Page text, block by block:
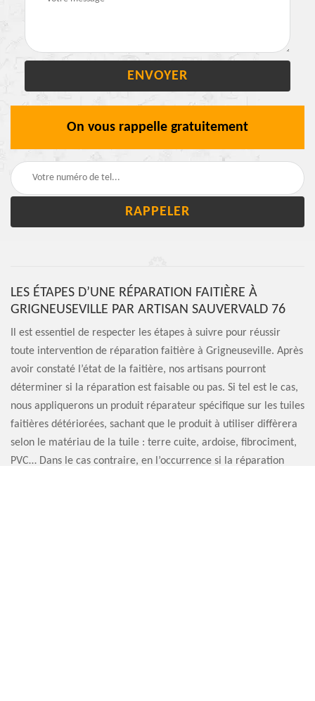
On vous rappelle gratuitement
LES ÉTAPES D’UNE RÉPARATION FAITIÈRE À
GRIGNEUSEVILLE PAR ARTISAN SAUVERVALD 76
Il est essentiel de respecter les étapes à suivre pour réussir
toute intervention de réparation faitière à Grigneuseville. Après
avoir constaté l’état de la faitière, nos artisans pourront
déterminer si la réparation est faisable ou pas. Si tel est le cas,
nous appliquerons un produit réparateur spécifique sur les tuiles
faitières détériorées, sachant que le produit à utiliser diffèrera
selon le matériau de la tuile : terre cuite, ardoise, fibrociment,
PVC… Dans le cas contraire, en l’occurrence si la réparation